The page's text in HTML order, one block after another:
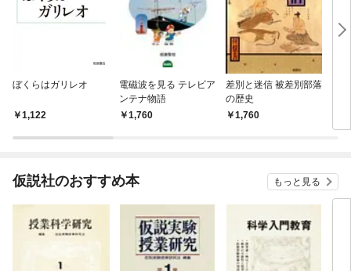
ぼくらはガリレオ
1,122
電磁波を見る テレビア
ンテナ物語
1,760
差別と迷信 被差別部落
の歴史
1,760
仮説社のおすすめ本 もっと見る